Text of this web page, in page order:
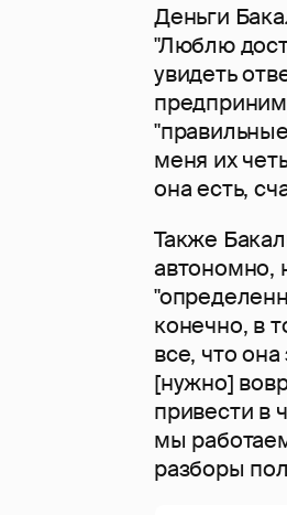
Деньги
"Люблю
увидеть
меня их
она есть,
Также
автономно,
конечно, в
все, что она
[нужно]
привести в
мы
разборы